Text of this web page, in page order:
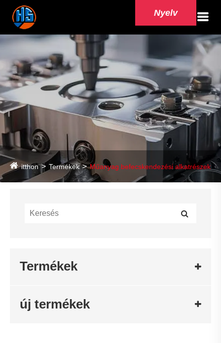
Nyelv
itthon Termékek Műanyag befecskendezési alkatrészek
Termékek
új termékek